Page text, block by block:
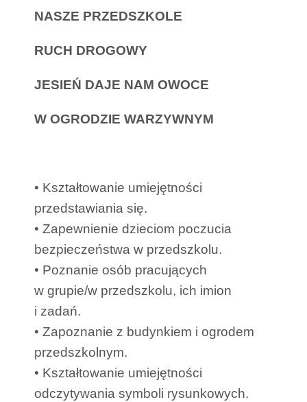
NASZE PRZEDSZKOLE
RUCH DROGOWY
JESIEŃ DAJE NAM OWOCE
W OGRODZIE WARZYWNYM
• Kształtowanie umiejętności
przedstawiania się.
• Zapewnienie dzieciom poczucia
bezpieczeństwa w przedszkolu.
• Poznanie osób pracujących
w grupie/w przedszkolu, ich imion
i zadań.
• Zapoznanie z budynkiem i ogrodem
przedszkolnym.
• Kształtowanie umiejętności
odczytywania symboli rysunkowych.